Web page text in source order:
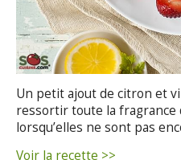
Un petit ajout de citron et
ressortir toute la fragrance
lorsqu’elles ne sont pas
Voir la recette >>